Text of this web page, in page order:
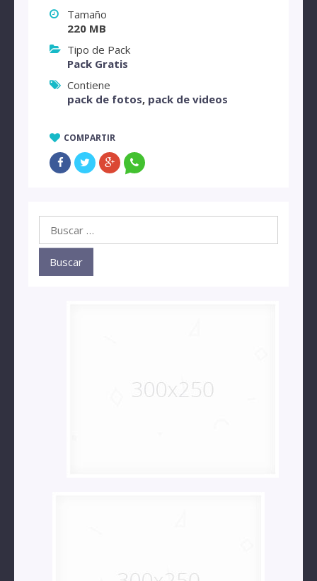
Tamaño
220 MB
Tipo de Pack
Pack Gratis
Contiene
pack de fotos, pack de videos
COMPARTIR